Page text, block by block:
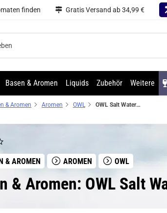
finden Gratis Versand ab 34,99 €
Basen & Aromen Liquids Zubehör Weitere
& Aromen Aromen OWL OWL Salt Watermelon Blackcurrant Aroma
& AROMEN AROMEN OWL
& Aromen: OWL Salt